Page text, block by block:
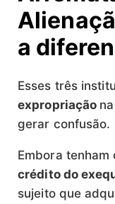
a
Esses três
expropriação
gerar confusão.
Embora
crédito do
sujeito que